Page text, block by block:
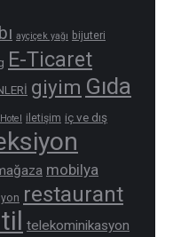
ayçiçek yağı bijuteri
E-Ticaret
giyim Gıda
Hotel iletişim iç ve dış
mobilya
restaurant
telekominikasyon